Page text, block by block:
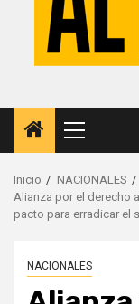
Menú
principal
Inicio
NACIONALES
Alianza por el derecho
pacto para erradicar el
NACIONALES